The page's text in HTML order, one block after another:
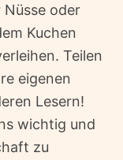
Nüsse oder
Kuchen
Teilen
eigenen
Lesern!
wichtig und
zu